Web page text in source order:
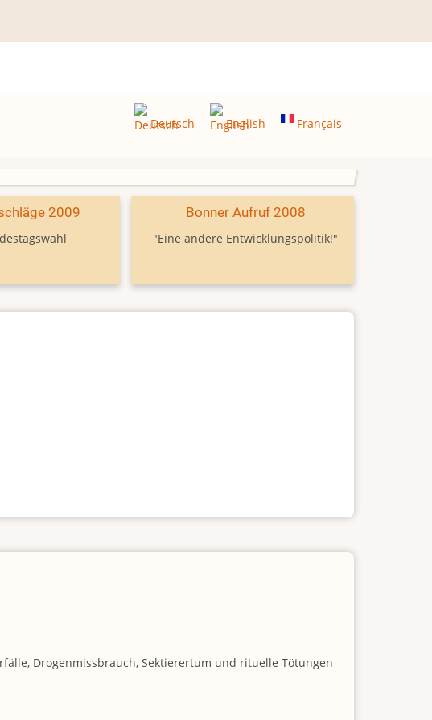
Deutsch English Français
2009 Bonner Aufruf 2008
"Eine andere Entwicklungspolitik!"
Drogenmissbrauch, Sektierertum und rituelle Tötungen